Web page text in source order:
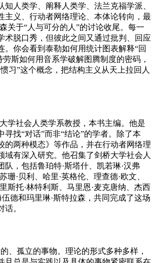
知人类学、阐释人类学、法兰克福学派、
主义、行动者网络理论、本体论转向，最
关于“人与可分的人”的讨论收尾。每一
术脱口秀，但彼此之间又通过批判、回应
。你会看到泰勒如何用统计图表解释“回
斯如何用音系学破解图腾制度的密码，
习”这个概念，把结构主义从天上拉回人
学社会人类学系教授，本书主编。他是
寻找“对话”而非“结论”的学者。除了本
的两种模态》等作品，并在行动者网络理
域有深入研究。他召集了剑桥大学社会人
队，包括鲁珀特·斯塔什、凯若琳·汉弗
珊·贝利、哈里·英格伦、理查德·欧文、
斯托·林特利斯、马里恩·麦克唐纳、杰西
伍德和玛里琳·斯特拉森，共同完成了这场
话。
、孤立的事物。理论的形式多种多样，